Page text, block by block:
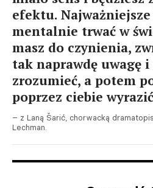
efektu.
mentalnie trwać w
masz do czynienia,
tak naprawdę uwagę i
zrozumieć, a potem
poprzez ciebie wyrazić
– z Laną Šarić, chorwacką
Lechman.